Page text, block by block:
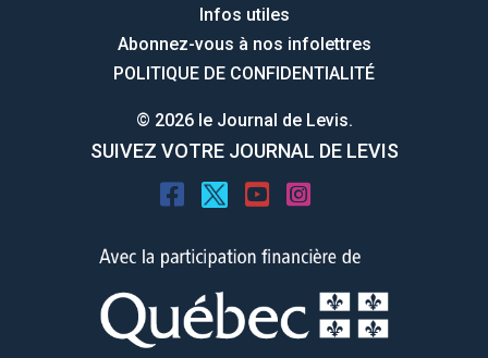
Infos utiles
Abonnez-vous à nos infolettres
POLITIQUE DE CONFIDENTIALITÉ
© 2026 le Journal de Levis.
SUIVEZ VOTRE JOURNAL DE LEVIS